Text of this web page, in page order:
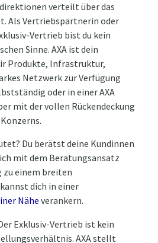
verteilt über das
Als Vertriebspartnerin oder
Vertrieb bist du kein
Sinne. AXA ist dein
Produkte, Infrastruktur,
Netzwerk zur Verfügung
oder in einer AXA
mit der vollen Rückendeckung
Du berätst deine Kundinnen
mit dem Beratungsansatz
zu einem breiten
dich in einer
Nähe verankern.
Exklusiv-Vertrieb ist kein
AXA stellt